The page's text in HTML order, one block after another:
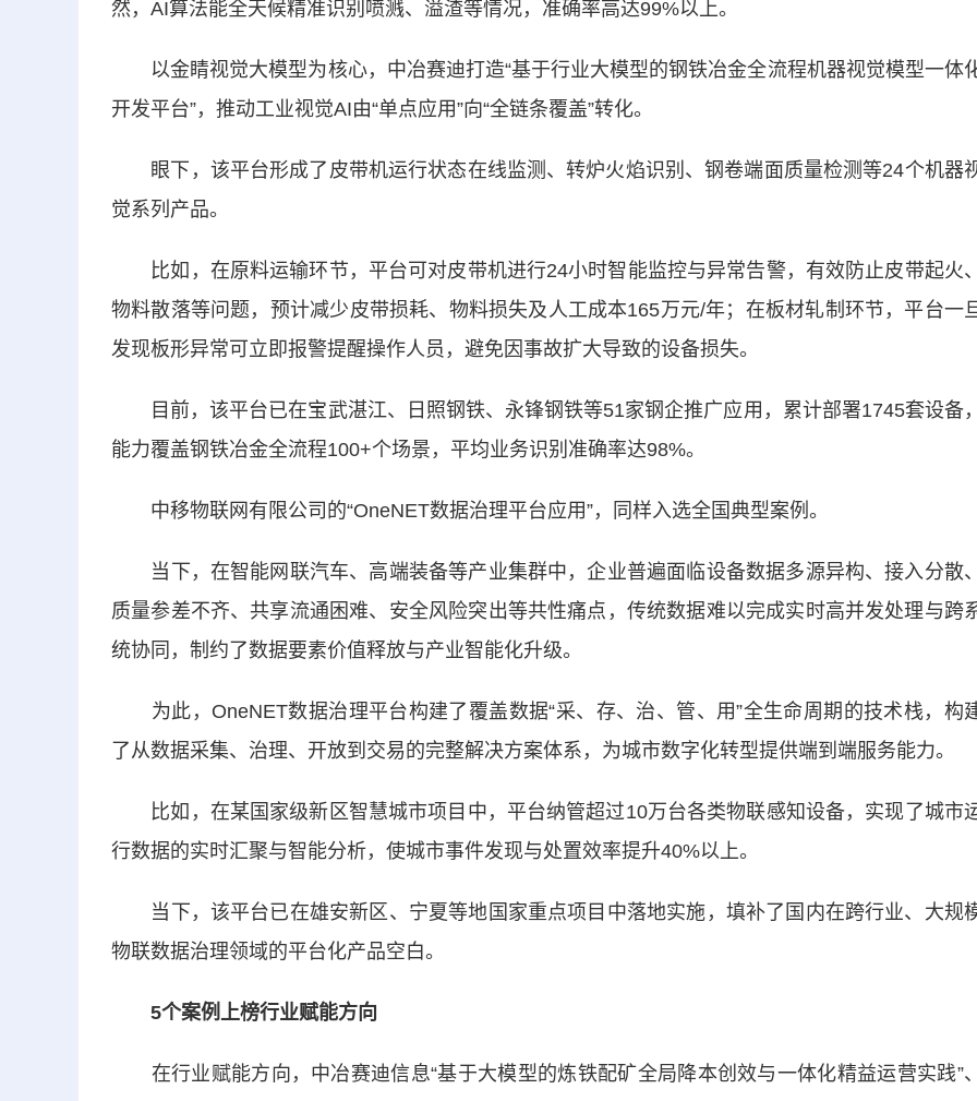
然，AI算法能全天候精准识别喷溅、溢渣等情况，准确率高达99%以上。
以金睛视觉大模型为核心，中冶赛迪打造“基于行业大模型的钢铁冶金全流程机器视觉模型一体
开发平台”，推动工业视觉AI由“单点应用”向“全链条覆盖”转化。
眼下，该平台形成了皮带机运行状态在线监测、转炉火焰识别、钢卷端面质量检测等24个机器
觉系列产品。
比如，在原料运输环节，平台可对皮带机进行24小时智能监控与异常告警，有效防止皮带起火、
物料散落等问题，预计减少皮带损耗、物料损失及人工成本165万元/年；在板材轧制环节，平台一
发现板形异常可立即报警提醒操作人员，避免因事故扩大导致的设备损失。
目前，该平台已在宝武湛江、日照钢铁、永锋钢铁等51家钢企推广应用，累计部署1745套设备，
能力覆盖钢铁冶金全流程100+个场景，平均业务识别准确率达98%。
中移物联网有限公司的“OneNET数据治理平台应用”，同样入选全国典型案例。
当下，在智能网联汽车、高端装备等产业集群中，企业普遍面临设备数据多源异构、接入分散、
质量参差不齐、共享流通困难、安全风险突出等共性痛点，传统数据难以完成实时高并发处理与跨
统协同，制约了数据要素价值释放与产业智能化升级。
为此，OneNET数据治理平台构建了覆盖数据“采、存、治、管、用”全生命周期的技术栈，构
了从数据采集、治理、开放到交易的完整解决方案体系，为城市数字化转型提供端到端服务能力。
比如，在某国家级新区智慧城市项目中，平台纳管超过10万台各类物联感知设备，实现了城市
行数据的实时汇聚与智能分析，使城市事件发现与处置效率提升40%以上。
当下，该平台已在雄安新区、宁夏等地国家重点项目中落地实施，填补了国内在跨行业、大规
物联数据治理领域的平台化产品空白。
5个案例上榜行业赋能方向
在行业赋能方向，中冶赛迪信息“基于大模型的炼铁配矿全局降本创效与一体化精益运营实践”、